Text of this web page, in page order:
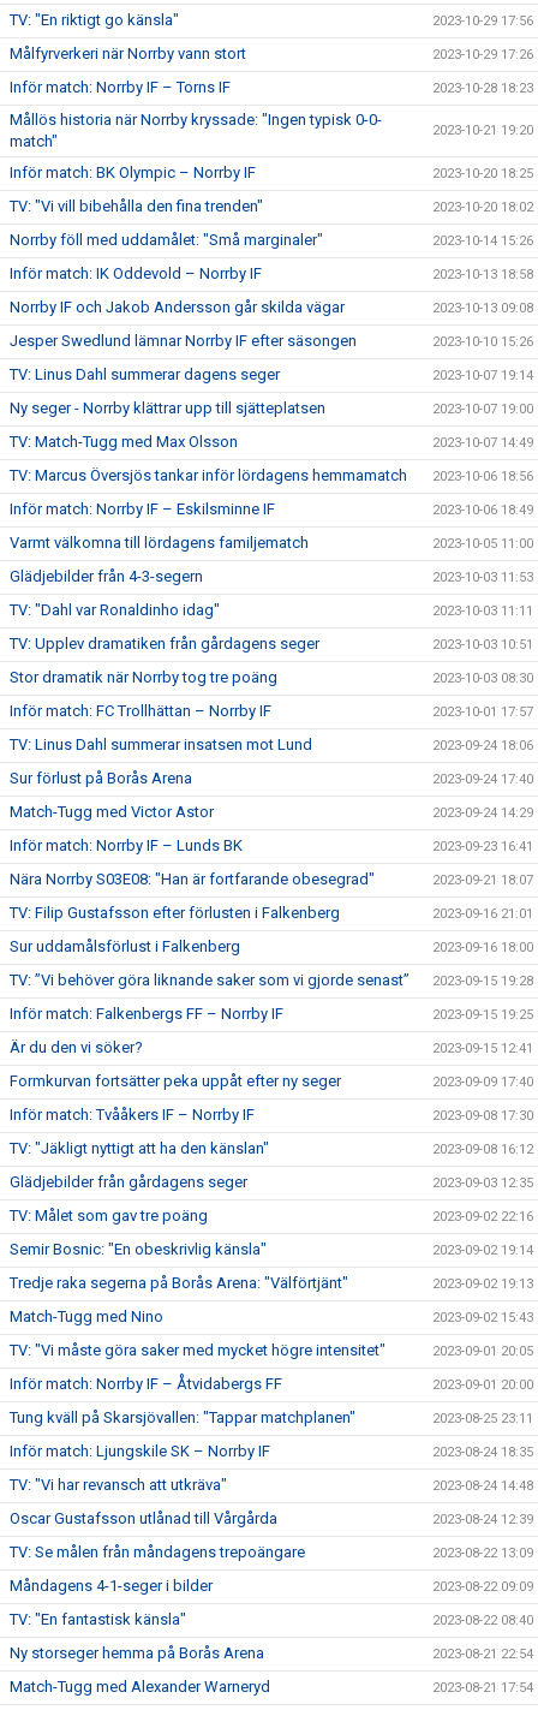
TV: "En riktigt go känsla" 2023-10-29 17:56
Målfyrverkeri när Norrby vann stort 2023-10-29 17:26
Inför match: Norrby IF – Torns IF 2023-10-28 18:23
Mållös historia när Norrby kryssade: "Ingen typisk 0-0-
match"
2023-10-21 19:20
Inför match: BK Olympic – Norrby IF 2023-10-20 18:25
TV: "Vi vill bibehålla den fina trenden" 2023-10-20 18:02
Norrby föll med uddamålet: "Små marginaler" 2023-10-14 15:26
Inför match: IK Oddevold – Norrby IF 2023-10-13 18:58
Norrby IF och Jakob Andersson går skilda vägar 2023-10-13 09:08
Jesper Swedlund lämnar Norrby IF efter säsongen 2023-10-10 15:26
TV: Linus Dahl summerar dagens seger 2023-10-07 19:14
Ny seger - Norrby klättrar upp till sjätteplatsen 2023-10-07 19:00
TV: Match-Tugg med Max Olsson 2023-10-07 14:49
TV: Marcus Översjös tankar inför lördagens hemmamatch 2023-10-06 18:56
Inför match: Norrby IF – Eskilsminne IF 2023-10-06 18:49
Varmt välkomna till lördagens familjematch 2023-10-05 11:00
Glädjebilder från 4-3-segern 2023-10-03 11:53
TV: "Dahl var Ronaldinho idag" 2023-10-03 11:11
TV: Upplev dramatiken från gårdagens seger 2023-10-03 10:51
Stor dramatik när Norrby tog tre poäng 2023-10-03 08:30
Inför match: FC Trollhättan – Norrby IF 2023-10-01 17:57
TV: Linus Dahl summerar insatsen mot Lund 2023-09-24 18:06
Sur förlust på Borås Arena 2023-09-24 17:40
Match-Tugg med Victor Astor 2023-09-24 14:29
Inför match: Norrby IF – Lunds BK 2023-09-23 16:41
Nära Norrby S03E08: "Han är fortfarande obesegrad" 2023-09-21 18:07
TV: Filip Gustafsson efter förlusten i Falkenberg 2023-09-16 21:01
Sur uddamålsförlust i Falkenberg 2023-09-16 18:00
TV: ”Vi behöver göra liknande saker som vi gjorde senast” 2023-09-15 19:28
Inför match: Falkenbergs FF – Norrby IF 2023-09-15 19:25
Är du den vi söker? 2023-09-15 12:41
Formkurvan fortsätter peka uppåt efter ny seger 2023-09-09 17:40
Inför match: Tvååkers IF – Norrby IF 2023-09-08 17:30
TV: "Jäkligt nyttigt att ha den känslan" 2023-09-08 16:12
Glädjebilder från gårdagens seger 2023-09-03 12:35
TV: Målet som gav tre poäng 2023-09-02 22:16
Semir Bosnic: "En obeskrivlig känsla" 2023-09-02 19:14
Tredje raka segerna på Borås Arena: "Välförtjänt" 2023-09-02 19:13
Match-Tugg med Nino 2023-09-02 15:43
TV: "Vi måste göra saker med mycket högre intensitet" 2023-09-01 20:05
Inför match: Norrby IF – Åtvidabergs FF 2023-09-01 20:00
Tung kväll på Skarsjövallen: "Tappar matchplanen" 2023-08-25 23:11
Inför match: Ljungskile SK – Norrby IF 2023-08-24 18:35
TV: "Vi har revansch att utkräva" 2023-08-24 14:48
Oscar Gustafsson utlånad till Vårgårda 2023-08-24 12:39
TV: Se målen från måndagens trepoängare 2023-08-22 13:09
Måndagens 4-1-seger i bilder 2023-08-22 09:09
TV: "En fantastisk känsla" 2023-08-22 08:40
Ny storseger hemma på Borås Arena 2023-08-21 22:54
Match-Tugg med Alexander Warneryd 2023-08-21 17:54